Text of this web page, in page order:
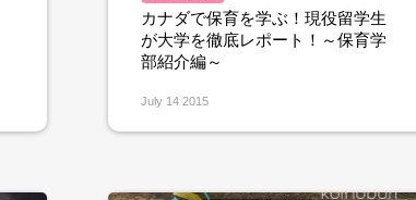
カナダで保育を学ぶ！現役留学生
が大学を徹底レポート！～保育学
部紹介編～
July 14 2015